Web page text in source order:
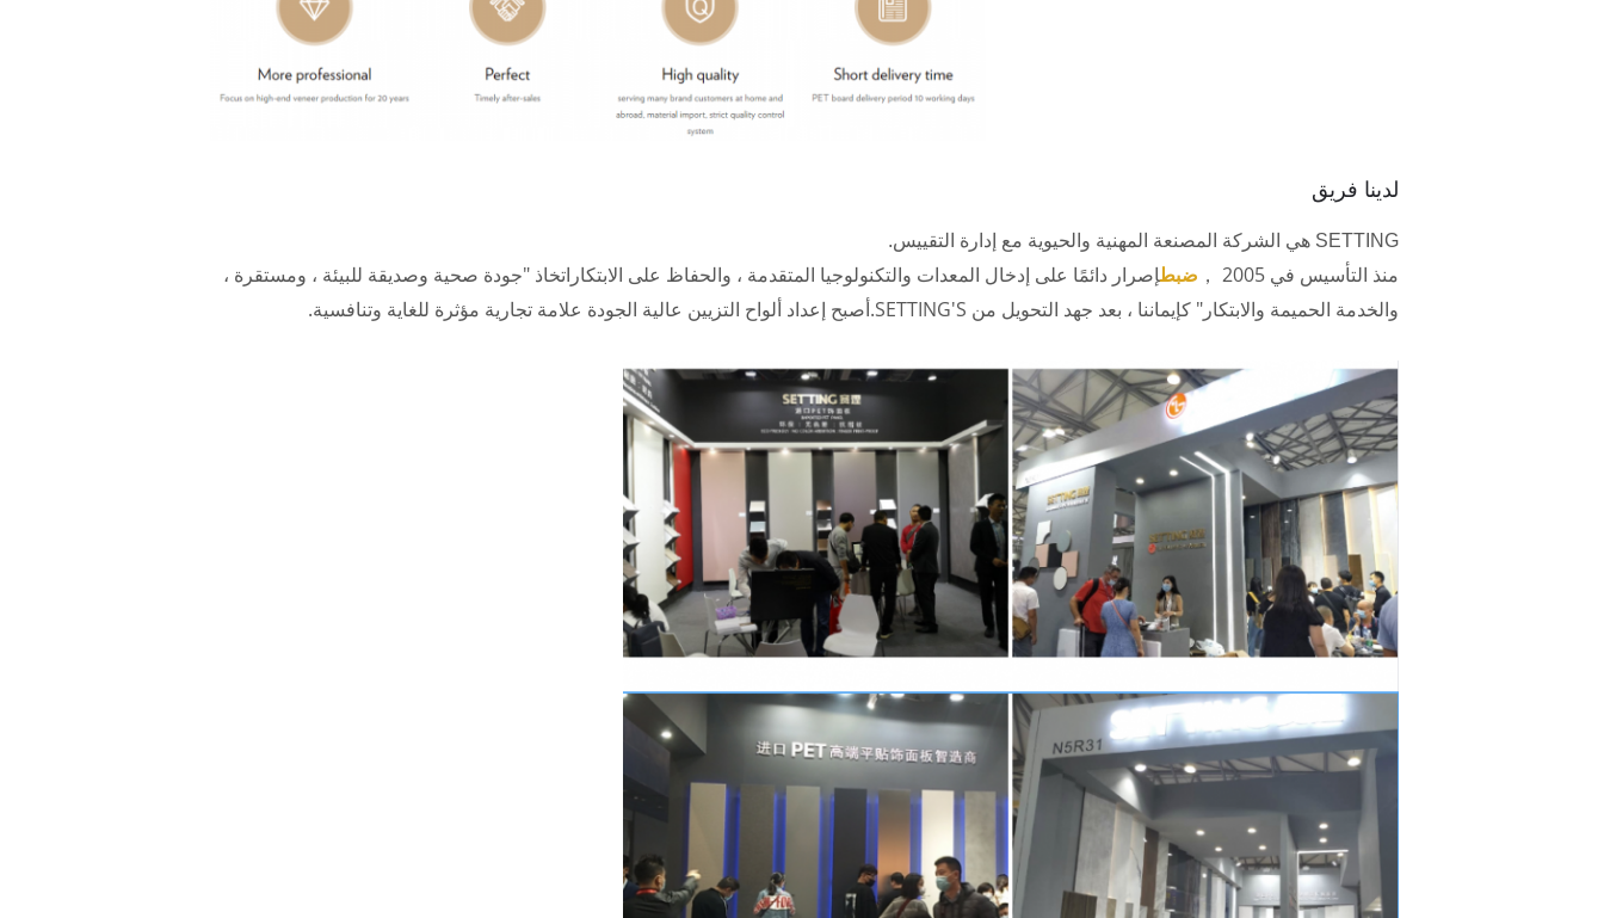
لدينا فريق
SETTING هي الشركة المصنعة المهنية والحيوية مع إدارة التقييس.
منذ التأسيس في 2005 ， ضبطإصرار دائمًا على إدخال المعدات والتكنولوجيا المتقدمة ، والحفاظ على الابتكاراتخاذ "جودة صحية وصديقة للبيئة ، ومستقرة ،
والخدمة الحميمة والابتكار" كإيماننا ، بعد جهد التحويل من SETTING'S.أصبح إعداد ألواح التزيين عالية الجودة علامة تجارية مؤثرة للغاية وتنافسية.